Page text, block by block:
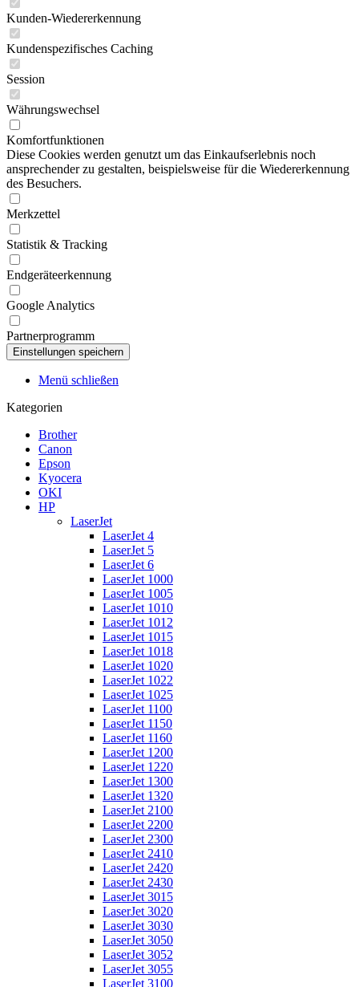
Kunden-Wiedererkennung
Kundenspezifisches Caching
Session
Währungswechsel
Komfortfunktionen
Diese Cookies werden genutzt um das Einkaufserlebnis noch
ansprechender zu gestalten, beispielsweise für die Wiedererkennung
des Besuchers.
Merkzettel
Statistik & Tracking
Endgeräteerkennung
Google Analytics
Partnerprogramm
Menü schließen
Kategorien
Brother
Canon
Epson
Kyocera
OKI
HP
LaserJet
LaserJet 4
LaserJet 5
LaserJet 6
LaserJet 1000
LaserJet 1005
LaserJet 1010
LaserJet 1012
LaserJet 1015
LaserJet 1018
LaserJet 1020
LaserJet 1022
LaserJet 1025
LaserJet 1100
LaserJet 1150
LaserJet 1160
LaserJet 1200
LaserJet 1220
LaserJet 1300
LaserJet 1320
LaserJet 2100
LaserJet 2200
LaserJet 2300
LaserJet 2410
LaserJet 2420
LaserJet 2430
LaserJet 3015
LaserJet 3020
LaserJet 3030
LaserJet 3050
LaserJet 3052
LaserJet 3055
LaserJet 3100